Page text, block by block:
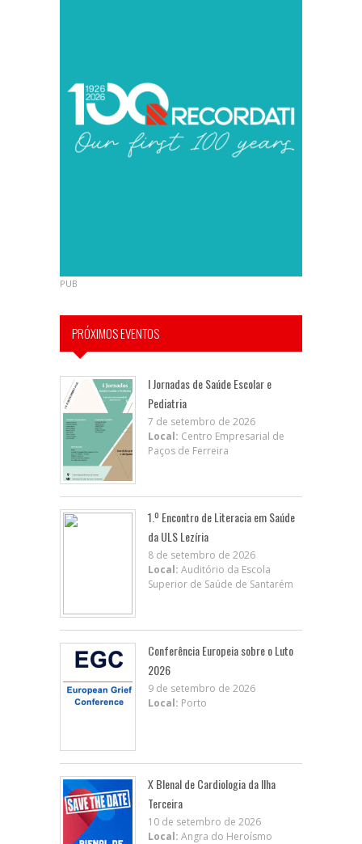
PUB
PRÓXIMOS EVENTOS
I Jornadas de Saúde Escolar e
Pediatria
7 de setembro de 2026
Local: Centro Empresarial de
Paços de Ferreira
1.º Encontro de Literacia em Saúde
da ULS Lezíria
8 de setembro de 2026
Local: Auditório da Escola
Superior de Saúde de Santarém
Conferência Europeia sobre o Luto
2026
9 de setembro de 2026
Local: Porto
X BIenal de Cardiologia da Ilha
Terceira
10 de setembro de 2026
Local: Angra do Heroísmo